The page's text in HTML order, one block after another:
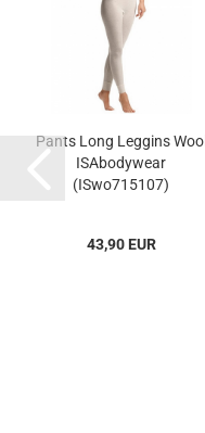
Pants Long Leggins Wool
ISAbodywear
(ISwo715107)
43,90 EUR